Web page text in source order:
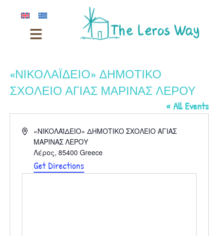
«ΝΙΚΟΛΑΪΔΕΙΟ» ΔΗΜΟΤΙΚΟ
ΣΧΟΛΕΙΟ ΑΓΙΑΣ ΜΑΡΙΝΑΣ ΛΕΡΟΥ
« All Events
Address«ΝΙΚΟΛΑΪΔΕΙΟ» ΔΗΜΟΤΙΚΟ ΣΧΟΛΕΙΟ ΑΓΙΑΣ
ΜΑΡΙΝΑΣ ΛΕΡΟΥ
Λέρος, 85400 Greece
Get Directions